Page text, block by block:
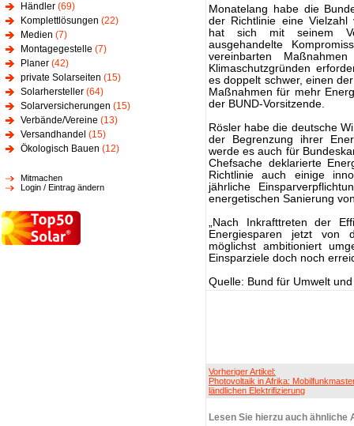
Händler (69)
Komplettlösungen (22)
Medien (7)
Montagegestelle (7)
Planer (42)
private Solarseiten (15)
Solarhersteller (64)
Solarversicherungen (15)
Verbände/Vereine (13)
Versandhandel (15)
Ökologisch Bauen (12)
Mitmachen
Login / Eintrag ändern
Monatelang habe die
der Richtlinie eine Vielzahl
hat sich mit seinem
ausgehandelte
vereinbarten
Klimaschutzgründen
es doppelt schwer, einen
Maßnahmen für mehr
der BUND-Vorsitzende.
Rösler habe die deutsche
der Begrenzung ihrer
werde es auch für
Chefsache deklarierte
Richtlinie auch einige
jährliche
energetischen Sanierung
„Nach Inkrafttreten der
Energiesparen jetzt von
möglichst ambitioniert
Einsparziele doch noch
Quelle: Bund für Umwelt
Vorheriger Artikel:
Photovoltaik in Afrika:
ländlichen Elektrifizierung
Lesen Sie hierzu auch ähnliche